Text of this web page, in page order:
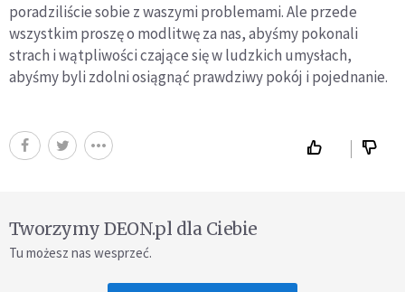
poradziliście sobie z waszymi problemami. Ale przede
wszystkim proszę o modlitwę za nas, abyśmy pokonali
strach i wątpliwości czające się w ludzkich umysłach,
abyśmy byli zdolni osiągnąć prawdziwy pokój i pojednanie.
Tworzymy DEON.pl dla Ciebie
Tu możesz nas wesprzeć.